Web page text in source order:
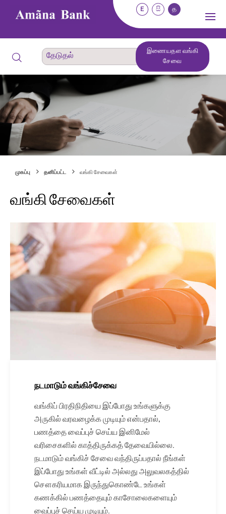
E සි த
இணையதள வங்கி
சேவை
முகப்பு தனிப்பட்ட வங்கி சேவைகள்
வங்கி சேவைகள்
நடமாடும் வங்கிச்சேவை
வங்கிப் பிரதிநிதியை இப்போது உங்களுக்கு
அருகில் வரவழைக்க முடியும் என்பதால்,
பணத்தை வைப்புச் செய்ய இனிமேல்
வரிசைகளில் காத்திருக்கத் தேவையில்லை.
நடமாடும் வங்கிச் சேவை வந்திருப்பதால் நீங்கள்
இப்போது உங்கள் வீட்டில் அல்லது அலுவலகத்தில்
சௌகரியமாக இருந்துகொண்டே உங்கள்
கணக்கில் பணத்தையும் காசோலைகளையும்
வைப்புச் செய்ய முடியும்.